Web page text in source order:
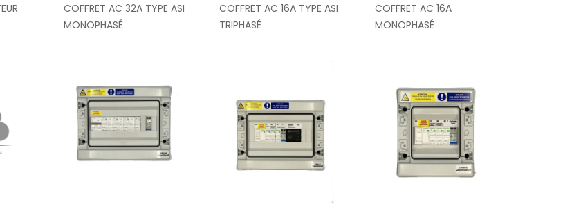
COFFRET AC 32A TYPE ASI
MONOPHASÉ
COFFRET AC 16A TYPE ASI
TRIPHASÉ
COFFRET AC 16A
MONOPHASÉ